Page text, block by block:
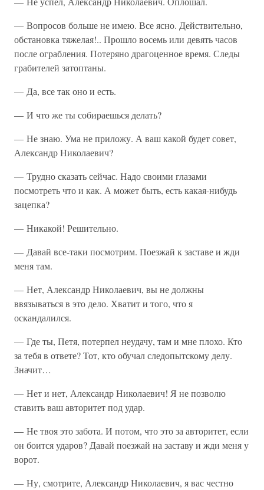
— Вопросов больше не имею. Все ясно. Действительно,
обстановка тяжелая!.. Прошло восемь или девять часов
после ограбления. Потеряно драгоценное время. Следы
грабителей затоптаны.
— Да, все так оно и есть.
— И что же ты собираешься делать?
— Не знаю. Ума не приложу. А ваш какой будет совет,
Александр Николаевич?
— Трудно сказать сейчас. Надо своими глазами
посмотреть что и как. А может быть, есть какая-нибудь
зацепка?
— Никакой! Решительно.
— Давай все-таки посмотрим. Поезжай к заставе и жди
меня там.
— Нет, Александр Николаевич, вы не должны
ввязываться в это дело. Хватит и того, что я
оскандалился.
— Где ты, Петя, потерпел неудачу, там и мне плохо. Кто
за тебя в ответе? Тот, кто обучал следопытскому делу.
Значит…
— Нет и нет, Александр Николаевич! Я не позволю
ставить ваш авторитет под удар.
— Не твоя это забота. И потом, что это за авторитет, если
он боится ударов? Давай поезжай на заставу и жди меня у
ворот.
— Ну, смотрите, Александр Николаевич, я вас честно